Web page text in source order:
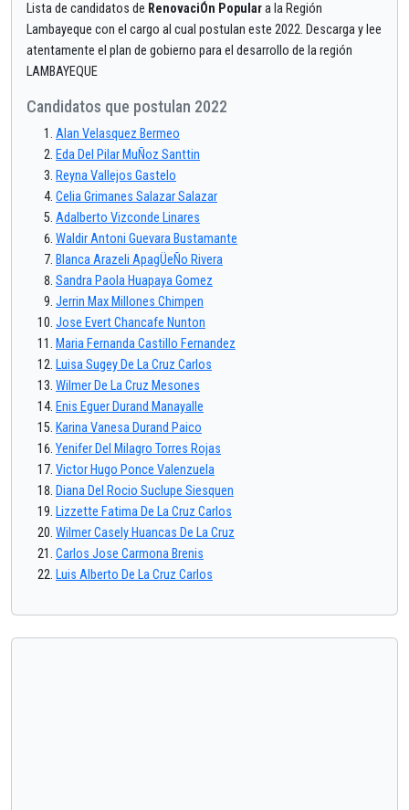
Lista de candidatos de RenovaciÓn Populara la Región
Lambayeque con el cargo al cual postulan este 2022. Descarga y lee
atentamente el plan de gobierno para el desarrollo de la región
LAMBAYEQUE
Candidatos que postulan 2022
Alan Velasquez Bermeo
Eda Del Pilar MuÑoz Santtin
Reyna Vallejos Gastelo
Celia Grimanes Salazar Salazar
Adalberto Vizconde Linares
Waldir Antoni Guevara Bustamante
Blanca Arazeli ApagÜeÑo Rivera
Sandra Paola Huapaya Gomez
Jerrin Max Millones Chimpen
Jose Evert Chancafe Nunton
Maria Fernanda Castillo Fernandez
Luisa Sugey De La Cruz Carlos
Wilmer De La Cruz Mesones
Enis Eguer Durand Manayalle
Karina Vanesa Durand Paico
Yenifer Del Milagro Torres Rojas
Victor Hugo Ponce Valenzuela
Diana Del Rocio Suclupe Siesquen
Lizzette Fatima De La Cruz Carlos
Wilmer Casely Huancas De La Cruz
Carlos Jose Carmona Brenis
Luis Alberto De La Cruz Carlos